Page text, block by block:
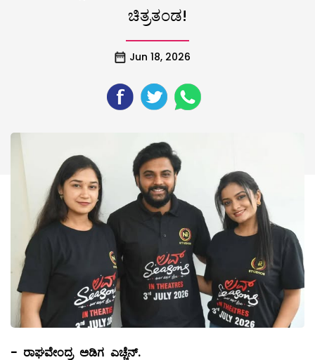
ಚಿತ್ರತಂಡ!
Jun 18, 2026
- ರಾಘವೇಂದ್ರ ಅಡಿಗ ಎಚ್ಚೆನ್.